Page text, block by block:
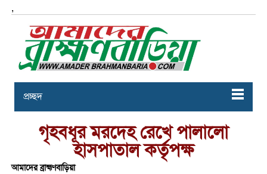
,
প্রচ্ছদ
গৃহবধূর মরদেহ রেখে পালালো
হাসপাতাল কর্তৃপক্ষ
আমাদের ব্রাহ্মণবাড়িয়া